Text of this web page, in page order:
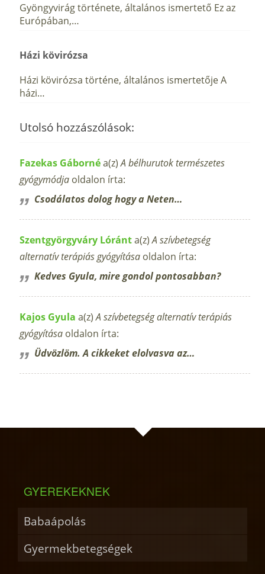
Gyöngyvirág története, általános ismertető Ez az
Európában,…
Házi kövirózsa
Házi kövirózsa történe, általános ismertetője A
házi…
Utolsó hozzászólások:
Fazekas Gábornéa(z)A bélhurutok természetes
gyógymódja oldalon írta:
Csodálatos dolog hogy a Neten…
Szentgyörgyváry Lóránta(z)A szívbetegség
alternatív terápiás gyógyítása oldalon írta:
Kedves Gyula, mire gondol pontosabban?
Kajos Gyula a(z)A szívbetegség alternatív terápiás
gyógyítása oldalon írta:
Üdvözlöm. A cikkeket elolvasva az…
GYEREKEKNEK
Babaápolás
Gyermekbetegségek